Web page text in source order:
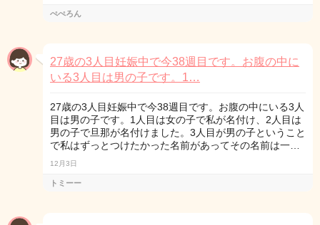
ぺぺろん
27歳の3人目妊娠中で今38週目です。お腹の中に
いる3人目は男の子です。1…
27歳の3人目妊娠中で今38週目です。お腹の中にいる3人
目は男の子です。1人目は女の子で私が名付け、2人目は
男の子で旦那が名付けました。3人目が男の子ということ
で私はずっとつけたかった名前があってその名前は一…
12月3日
トミーー